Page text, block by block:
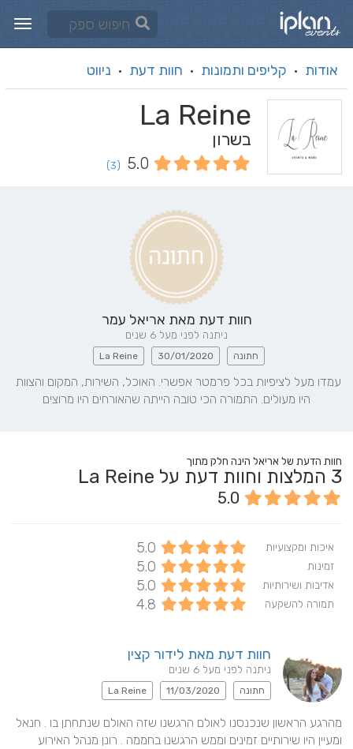
אודות · קליפים ותמונות · חוות דעת · ניווט
La Reine
בשרון
5.0
(3)
חוות דעת מאת אריאל עמר
ניתנה לפני מעל 6 שנים
חתונה 30/01/2020
La Reine
היו מעולים. התמורה הכי טובה הייתה שהאורחים היו מרוצים
חוות הדעת של אריאל הינה חלק מתוך
3 המלצות וחוות דעת על La Reine
5.0
איכות ומקצועיות 5.0
זמינות 5.0
אדיבות ושירותיות 5.0
תמורה להשקעה 4.8
חוות דעת מאת לידור קצין
ניתנה לפני מעל 6 שנים
חתונה 11/03/2020
La Reine